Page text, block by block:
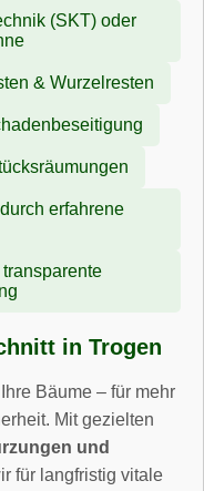
(SKT) oder
& Wurzelresten
erfahrene
in Trogen
Bäume – für mehr
Mit gezielten
und
für langfristig vitale